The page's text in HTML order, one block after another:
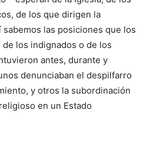
de los que dirigen la
las posiciones que los
los indignados o de los
antes, durante y
denunciaban el despilfarro
y otros la subordinación
en un Estado